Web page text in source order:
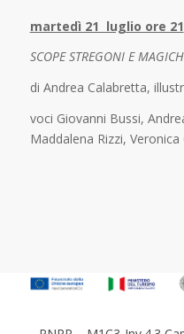
martedì 21 luglio ore 21
SCOPE STREGONI E
di Andrea Calabretta,
voci Giovanni Bussi,
Maddalena Rizzi, Veronica